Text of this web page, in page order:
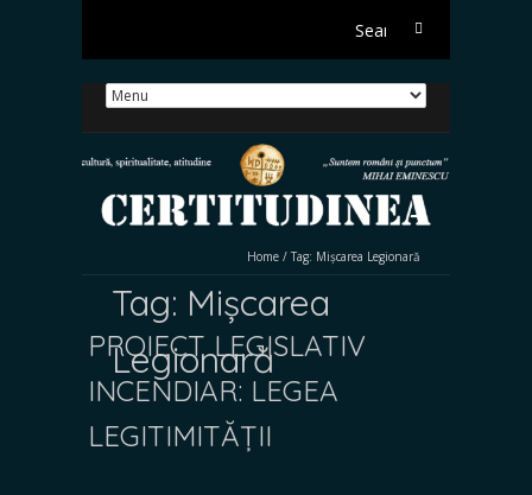
Search
Home / Tag: Mișcarea Legionară
Tag: Mișcarea
Legionară
PROIECT LEGISLATIV
INCENDIAR: LEGEA
LEGITIMITĂȚII